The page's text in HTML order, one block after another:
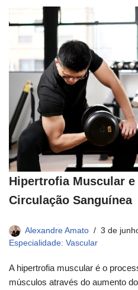
Hipertrofia Muscular
Circulação Sanguínea
Alexandre Amato
3 de
Especialidade: Vascular
A hipertrofia muscular é o
músculos através do aumento